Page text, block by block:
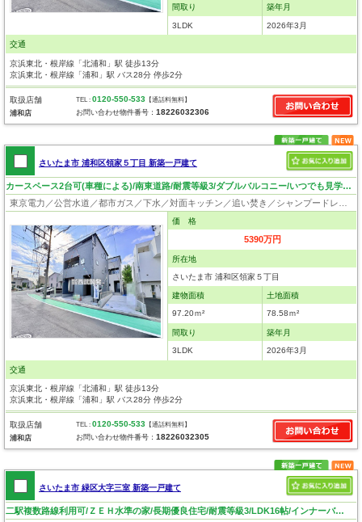
間取り
3LDK
築年月
2026年3月
交通
京浜東北・根岸線「北浦和」駅 徒歩13分
京浜東北・根岸線「浦和」駅 バス28分 停歩2分
取扱店舗
浦和店
TEL :0120-550-533 【通話料無料】
お問い合わせ物件番号：18226032306
さいたま市 浦和区領家５丁目 新築一戸建て
カースペース2台可(車種による)/南東道路/耐震等級3/ダブルバルコニー/いつでも見学可！
価 格
5390万円
所在地
さいたま市 浦和区領家５丁目
建物面積
97.20ｍ²
土地面積
78.58ｍ²
間取り
3LDK
築年月
2026年3月
交通
京浜東北・根岸線「北浦和」駅 徒歩13分
京浜東北・根岸線「浦和」駅 バス28分 停歩2分
取扱店舗
浦和店
TEL :0120-550-533 【通話料無料】
お問い合わせ物件番号：18226032305
さいたま市 緑区大字三室 新築一戸建て
二駅複数路線利用可/ＺＥＨ水準の家/長期優良住宅/耐震等級3/LDK16帖/インナーバルコニー/いつでも見学可！